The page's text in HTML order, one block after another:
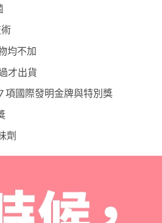
均不加
才出貨
項國際發明金牌與特別獎
劑